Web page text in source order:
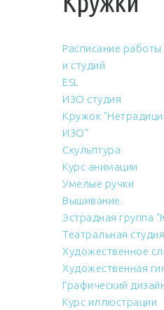
Расписание работы
и студий
ESL
ИЗО студия
Кружок
ИЗО"
Скульптура
Курс анимации
Умелые ручки
Вышивание
Эстрадная группа
Театральная студия
Художественное
Художественная
Графический
Курс иллюстрации